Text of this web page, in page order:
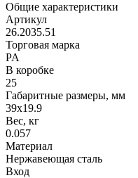
Общие характеристики
Артикул
26.2035.51
Торговая марка
PA
В коробке
25
Габаритные размеры, мм
39x19.9
Вес, кг
0.057
Материал
Нержавеющая сталь
Вход